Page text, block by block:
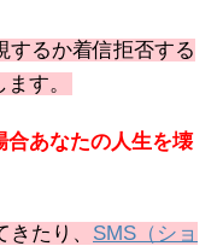
するか着信拒否する
す。
合あなたの人生を壊
たり、 SMS（ショ